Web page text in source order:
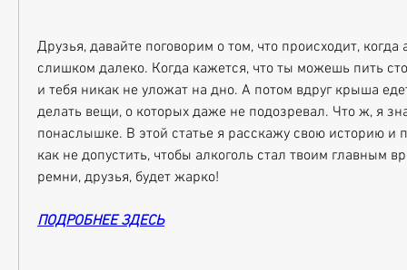
Друзья, давайте поговорим о том, что происходит, когда
слишком далеко. Когда кажется, что ты можешь пить
и тебя никак не уложат на дно. А потом вдруг крыша
делать вещи, о которых даже не подозревал. Что ж, я
понаслышке. В этой статье я расскажу свою историю и
как не допустить, чтобы алкоголь стал твоим главным
ремни, друзья, будет жарко!
ПОДРОБНЕЕ ЗДЕСЬ